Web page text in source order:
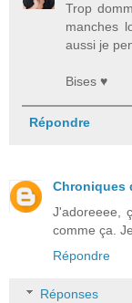
Trop
manches
aussi je
Bises ♥
Répondre
Chroniques
J'adoreeee,
comme ça.
Répondre
Réponses